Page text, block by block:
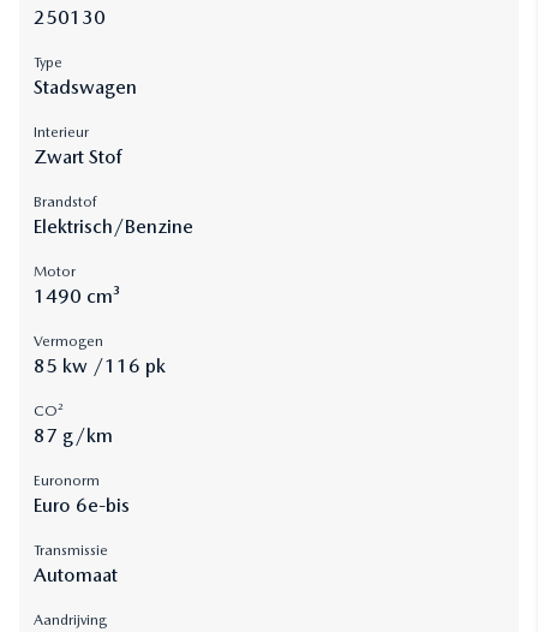
250130
Type
Stadswagen
Interieur
Zwart Stof
Brandstof
Elektrisch/Benzine
Motor
1490 cm³
Vermogen
85 kw /116 pk
CO²
87 g/km
Euronorm
Euro 6e-bis
Transmissie
Automaat
Aandrijving